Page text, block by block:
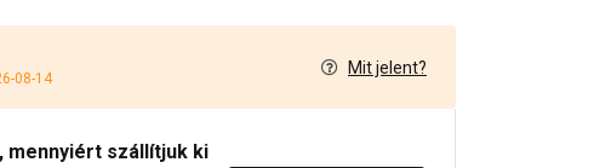
08-14
Mit jelent?
mennyiért szállítjuk ki